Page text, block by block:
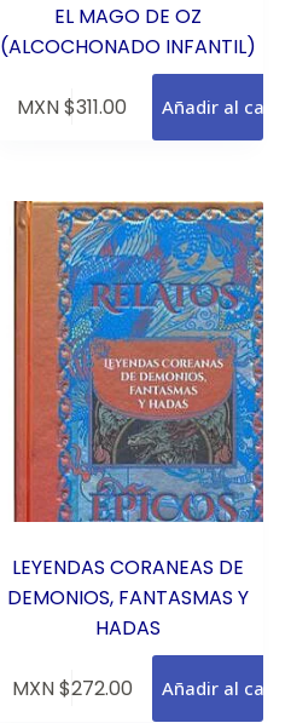
EL MAGO DE OZ
(ALCOCHONADO INFANTIL)
MXN $311.00 Añadir al carrito
LEYENDAS CORANEAS DE
DEMONIOS, FANTASMAS Y
HADAS
MXN $272.00 Añadir al carrito